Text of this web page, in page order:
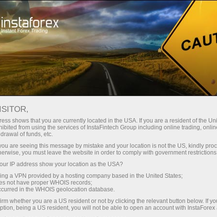
Tentang InstaForex Berita Perusahaan
Berita InstaForex
Apakah anda ingin tahu tentang semua peristiwa
saat ini, kontes dan perubahan jadwal perdagangan
InstaForex? Kemudian Selamat Datang di halaman
berita, di mana bahan tentang yang paling penting,
berguna dan menarik diterbitkan!
shows that you are currently located in the USA. If you are a resident of the
from using the services of InstaFintech Group including online trading,
of funds, etc.
are seeing this message by mistake and your location is not the US, kindly
you must leave the website in order to comply with government
IP address show your location as the USA?
a VPN provided by a hosting company based in the United States;
not have proper WHOIS records;
in the WHOIS geolocation database.
whether you are a US resident or not by clicking the relevant button below. If
being a US resident, you will not be able to open an account with InstaForex